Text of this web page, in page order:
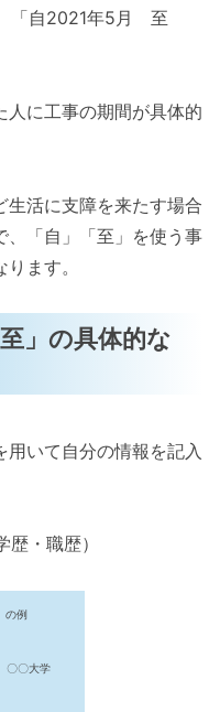
「自2021年5月 至
人に工事の期間が具体的
生活に支障を来たす場合
、「自」「至」を使う事
ます。
」の具体的な
いて自分の情報を記入
・職歴）
の例
〇大学